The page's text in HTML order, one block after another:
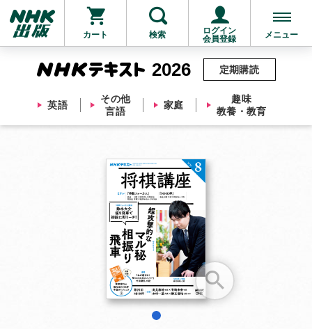
カート 検索
ログイン
会員登録
メニュー
2026
英語
その他
言語
家庭
趣味
教養・教育
定期購読
他にも商品を買う